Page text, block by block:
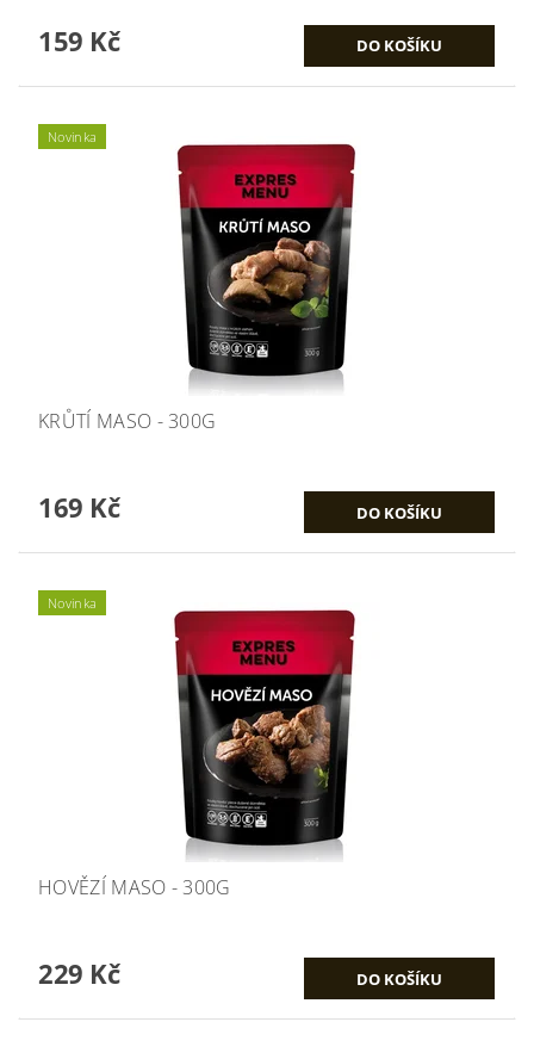
159 Kč
Novinka
KRŮTÍ MASO - 300G
169 Kč
Novinka
HOVĚZÍ MASO - 300G
229 Kč